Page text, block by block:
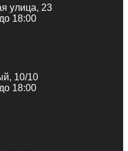
улица, 23
18:00
10/10
18:00